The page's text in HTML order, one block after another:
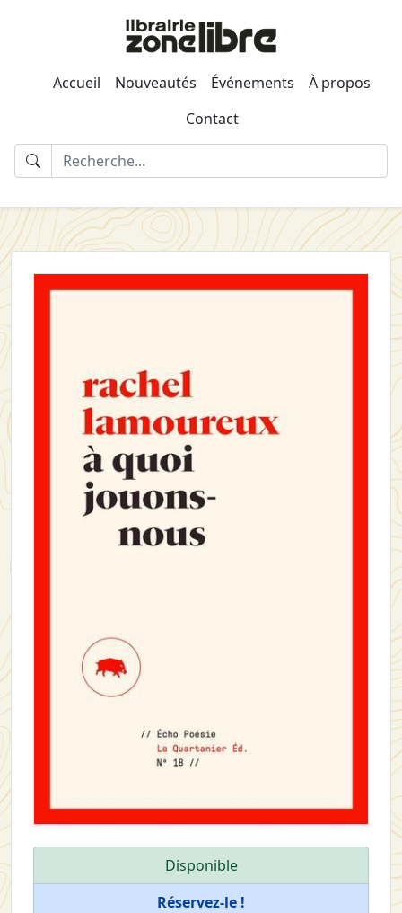
Accueil Nouveautés Événements
À propos
Contact
Disponible
Réservez-le !